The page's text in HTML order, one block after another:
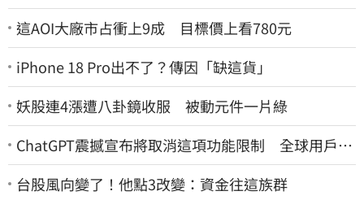
這AOI大廠市占衝上9成 目標價上看780元
iPhone 18 Pro出不了？傳因「缺這貨」
妖股連4漲遭八卦鏡收服 被動元件一片綠
ChatGPT震撼宣布將取消這項功能限制 全球用戶即
刻起「免費」用到飽
台股風向變了！他點3改變：資金往這族群